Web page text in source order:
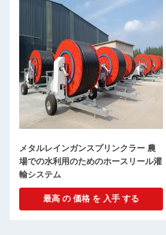
メタルレインガンスプリンクラー 農
場での水利用のためのホースリール灌
輸システム
最高 の 価格 を 入手 する